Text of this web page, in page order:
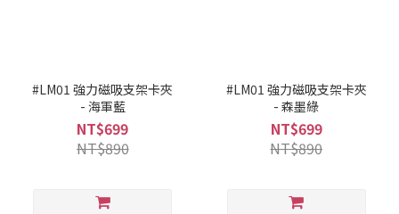
#LM01 強力磁吸支架卡夾
- 海軍藍
NT$699
NT$890
#LM01 強力磁吸支架卡夾
- 森墨綠
NT$699
NT$890